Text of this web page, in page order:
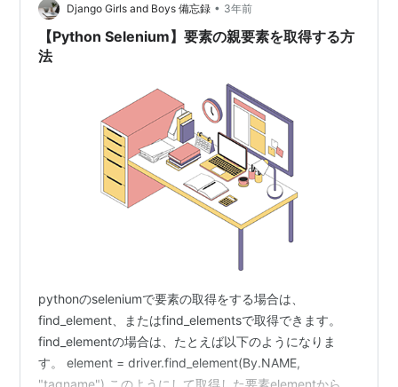
要素や属性を指定するためのパス言語です。 XPathを
使…
Django Girls and Boys 備忘録 • 3年前
【Python Selenium】要素の親要素を取得する方
法
pythonのseleniumで要素の取得をする場合は、
find_element、またはfind_elementsで取得できます。
find_elementの場合は、たとえば以下のようになりま
す。 element = driver.find_element(By.NAME,
"tagname") このようにして取得した要素elementから１